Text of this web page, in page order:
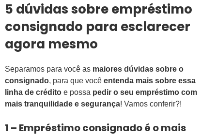
5 dúvidas sobre empréstimo
consignado para esclarecer
agora mesmo
Separamos para você as maiores dúvidas sobre o
consignado, para que você entenda mais sobre essa
linha de crédito e possa pedir o seu empréstimo com
mais tranquilidade e segurança! Vamos conferir?!
1 – Empréstimo consignado é o mais